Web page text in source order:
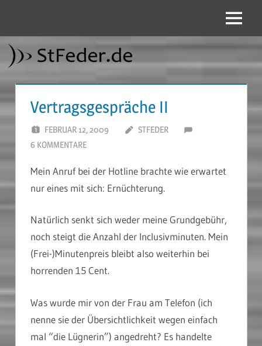
springen
Menü
Vertragsgespräche II
FEBRUAR 12, 2009
STFEDER
6 KOMMENTARE
Mein Anruf bei der Hotline brachte wie erwartet
nur eines mit sich: Ernüchterung.
Natürlich senkt sich weder meine Grundgebühr,
noch steigt die Anzahl der Inclusivminuten. Mein
(Frei-)Minutenpreis bleibt also weiterhin bei
horrenden 15 Cent.
Was wurde mir von der Frau am Telefon (ich
nenne sie der Übersichtlichkeit wegen einfach
mal “die Lügnerin”) angedreht? Es handelte